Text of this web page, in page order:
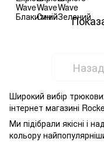
Назад
Широкий вибір
інтернет магазині
Ми підібрали якісні і
кольору